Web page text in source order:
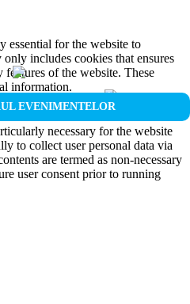
EVENIMENTELOR
essential for the website to
includes cookies that ensures
of the website. These
information.
necessary for the website
to collect user personal data via
are termed as non-necessary
user consent prior to running